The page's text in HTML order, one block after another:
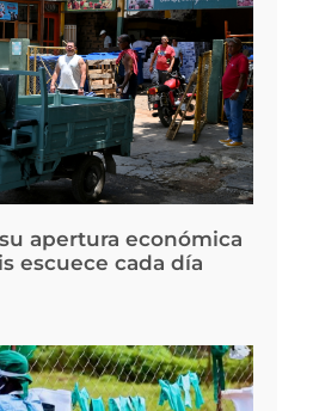
apertura económica
escuece cada día